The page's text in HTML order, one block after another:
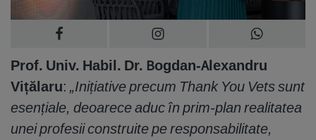
Prof. Univ. Habil. Dr. Bogdan-Alexandru
Vițălaru: „Inițiative precum Thank You Vets sunt
esențiale, deoarece aduc în prim-plan realitatea
unei profesii construite pe responsabilitate,